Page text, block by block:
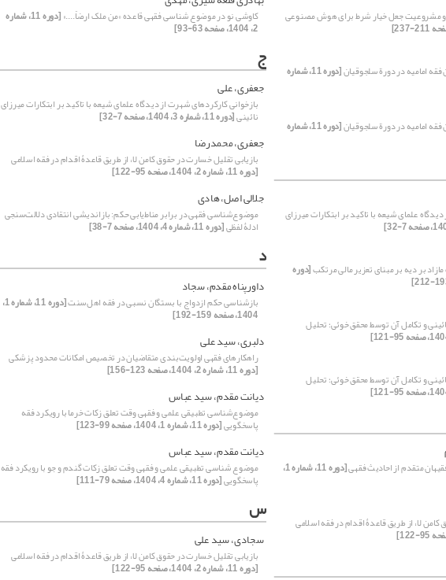
مشروعیت جعل خیار شرط برای هوش مصنوعی
فقه امامیه در دورة سلجوقیان [دوره 11، شماره
فقه امامیه در دورة سلجوقیان [دوره 11، شماره
کاوشی نو در موضوع شناسی فقهی قاعده «من ملک ارضاً....» [دوره 11، شماره
2، 1404، صفحه 63-93]
ج
جعفری، علی
بازخوانی کارکردهای شهرت از دیدگاه علمای شیعه با تاکید بر ابتکارات میرزای
نائینی[دوره 11، شماره 3، 1404، صفحه 7-32]
جعفری، محمدرضا
بازیابی تقلیل خسارت در حقوق کامن لا، از طریق قاعدۀ اقدام در فقه اسلامی
[دوره 11، شماره 2، 1404، صفحه 95-122]
جلالی اصل، هادی
موضوع‌شناسی فقهی در برابر مناط‌یابی حکم: بازاندیشی انتقادی دلالت‌سنجی
ادلۀ لفظی[دوره 11، شماره 4، 1404، صفحه 7-38]
علمای شیعه با تاکید بر ابتکارات میرزای
بر دیه بر مبنای تعزیر مالی مرتکب[دوره
و تکامل آن توسط محقق خوئی؛ تحلیل
و تکامل آن توسط محقق خوئی؛ تحلیل
د
داورپناه مقدم، سجاد
بازشناسی حکم ازدواج با بستگان نسبی در فقه اهل‌سنت [دوره 11، شماره 1،
1404، صفحه 159-192]
دلبری، سید علی
راهکارهای فقهی اولویت‌بندی متقاضیان در تخصیص امکانات محدود پزشکی
[دوره 11، شماره 2، 1404، صفحه 123-156]
دیانت مقدم، سید عباس
موضوع‌شناسی تطبیقی علمی و فقهی وقت تعلق زکات خرما با رویکرد فقه
پاسخگویی[دوره 11، شماره 1، 1404، صفحه 99-123]
دیانت مقدم، سید عباس
موضوع شناسی تطبیقی علمی و فقهی وقت تعلق زکات گندم و جو با رویکرد فقه
پاسخگویی[دوره 11، شماره 4، 1404، صفحه 79-111]
متقدم از احادیث فقهی [دوره 11، شماره 1،
لا، از طریق قاعدۀ اقدام در فقه اسلامی س
سجادی، سید علی
بازیابی تقلیل خسارت در حقوق کامن لا، از طریق قاعدۀ اقدام در فقه اسلامی
[دوره 11، شماره 2، 1404، صفحه 95-122]